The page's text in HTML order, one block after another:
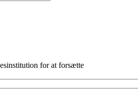
for at forsætte